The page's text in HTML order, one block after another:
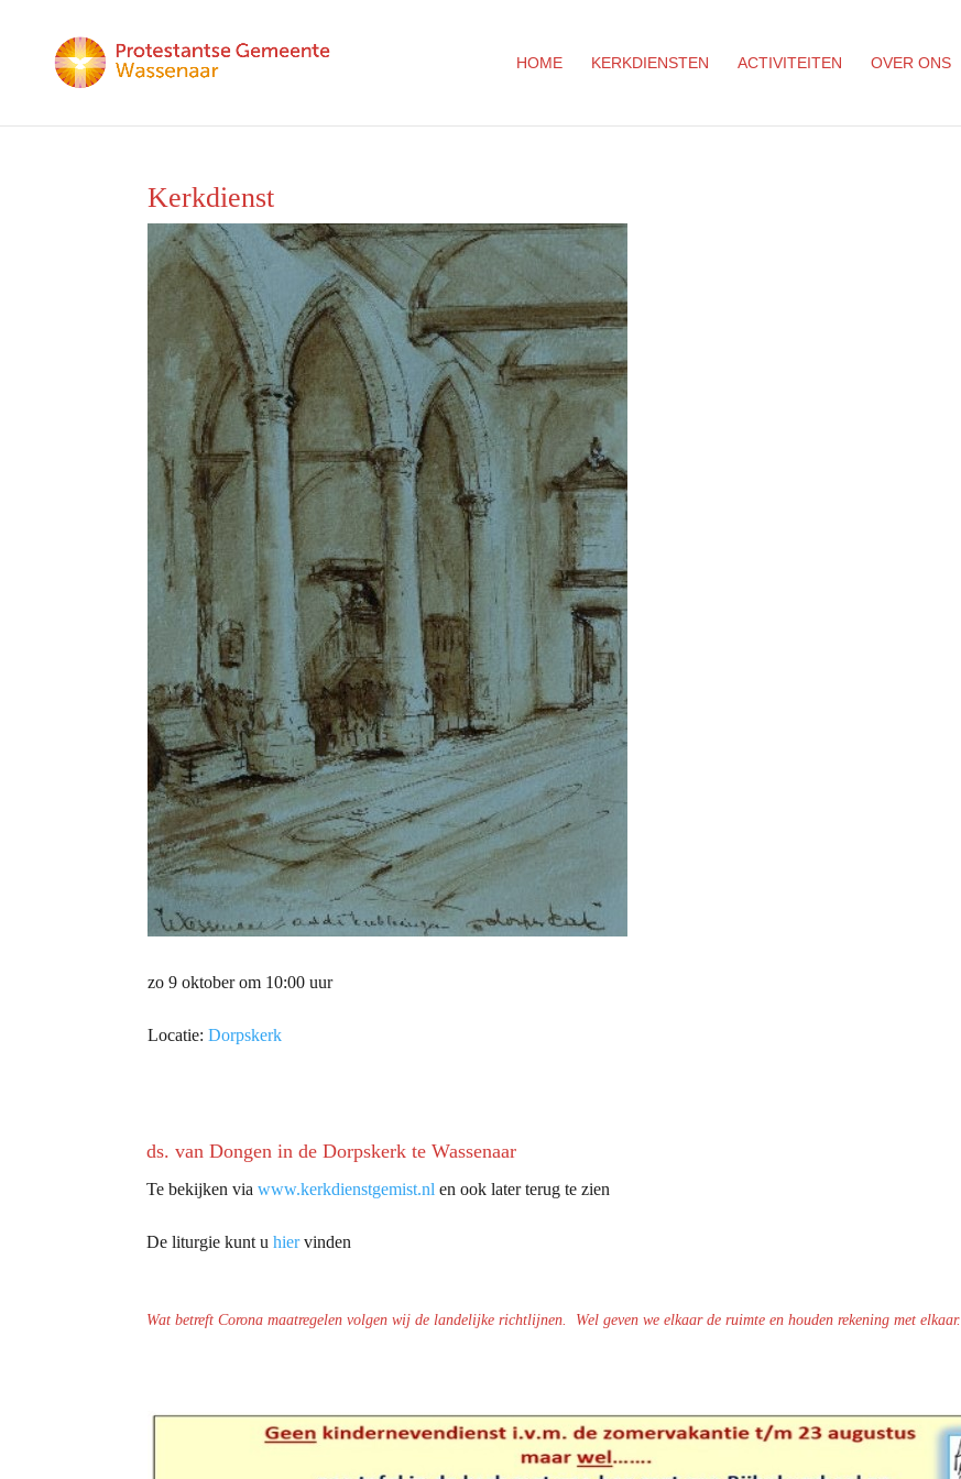
HOME KERKDIENSTEN ACTIVITEITEN OVER ONS
Kerkdienst
zo 9 oktober om 10:00 uur
Locatie:Dorpskerk
ds. van Dongen in de Dorpskerk te Wassenaar
Te bekijken viawww.kerkdienstgemist.nl en ook later terug te zien
De liturgie kunt uhiervinden
Wat betreft Corona maatregelen volgen wij de landelijke richtlijnen. Wel geven we elkaar de ruimte en houden rekening met elkaar.